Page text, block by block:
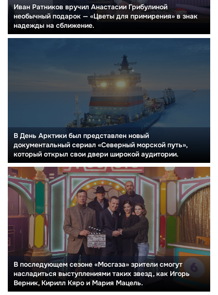
Иван Ратников вручил Анастасии Грибулиной
необычный подарок — «Цветы для примирения» в знак
надежды на сближение.
В День Арктики был представлен новый
документальный сериал «Северный морской путь»,
который открыл свои двери широкой аудитории.
В последующем сезоне «Мосгаза» зрители смогут
насладиться выступлениями таких звезд, как Игорь
Верник, Кирилл Кяро и Мария Мацель.